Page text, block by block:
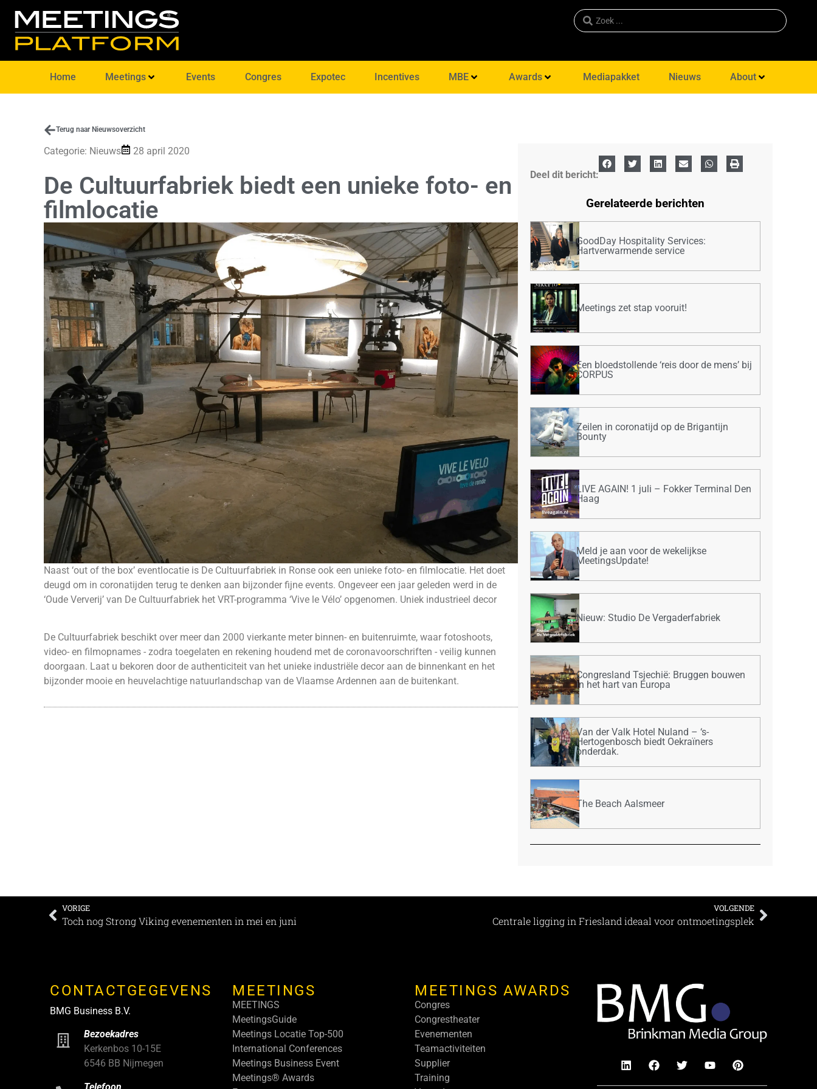
Home Meetings Events Congres Expotec Incentives MBE Awards Mediapakket Nieuws About
Terug naar Nieuwsoverzicht
Categorie: Nieuws 28 april 2020
De Cultuurfabriek biedt een unieke foto- en
filmlocatie
Naast ‘out of the box’ eventlocatie is De Cultuurfabriek in Ronse ook een unieke foto- en filmlocatie. Het doet
deugd om in coronatijden terug te denken aan bijzonder fijne events. Ongeveer een jaar geleden werd in de
‘Oude Ververij’ van De Cultuurfabriek het VRT-programma ‘Vive le Vélo’ opgenomen. Uniek industrieel decor
De Cultuurfabriek beschikt over meer dan 2000 vierkante meter binnen- en buitenruimte, waar fotoshoots,
video- en filmopnames - zodra toegelaten en rekening houdend met de coronavoorschriften - veilig kunnen
doorgaan. Laat u bekoren door de authenticiteit van het unieke industriële decor aan de binnenkant en het
bijzonder mooie en heuvelachtige natuurlandschap van de Vlaamse Ardennen aan de buitenkant.
Deel dit bericht:
Gerelateerde berichten
GoodDay Hospitality Services:
Hartverwarmende service
Meetings zet stap vooruit!
Een bloedstollende ‘reis door de mens’ bij
CORPUS
Zeilen in coronatijd op de Brigantijn
Bounty
LIVE AGAIN! 1 juli – Fokker Terminal Den
Haag
Meld je aan voor de wekelijkse
MeetingsUpdate!
Nieuw: Studio De Vergaderfabriek
Congresland Tsjechië: Bruggen bouwen
in het hart van Europa
Van der Valk Hotel Nuland – ‘s-
Hertogenbosch biedt Oekraïners
onderdak.
The Beach Aalsmeer
VORIGE
Toch nog Strong Viking evenementen in mei en juni
VOLGENDE
Centrale ligging in Friesland ideaal voor ontmoetingsplek
CONTACTGEGEVENS
BMG Business B.V.
Bezoekadres
Kerkenbos 10-15E
6546 BB Nijmegen
Telefoon
MEETINGS
MEETINGS
MeetingsGuide
Meetings Locatie Top-500
International Conferences
Meetings Business Event
Meetings® Awards
MEETINGS AWARDS
Congres
Congrestheater
Evenementen
Teamactiviteiten
Supplier
Training